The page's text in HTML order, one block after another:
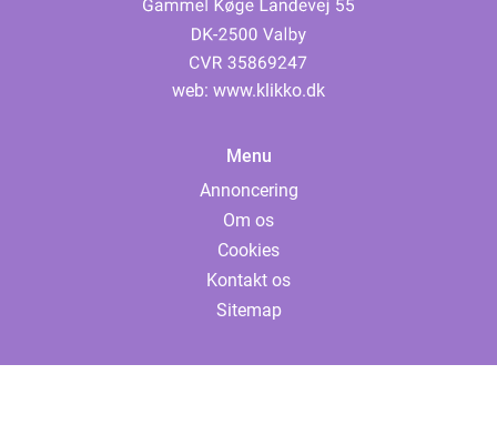
web: www.klikko.dk
Menu
Annoncering
Om os
Cookies
Kontakt os
Sitemap